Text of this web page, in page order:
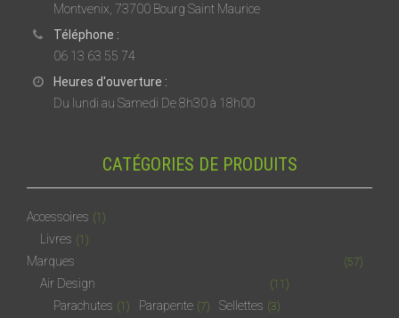
Montvenix, 73700 Bourg Saint Maurice
Téléphone :
06 13 63 55 74
Heures d'ouverture :
Du lundi au Samedi De 8h30 à 18h00
CATÉGORIES DE PRODUITS
Accessoires (1)
Livres (1)
Marques (57)
Air Design (11)
Parachutes (1) Parapente (7) Sellettes (3)